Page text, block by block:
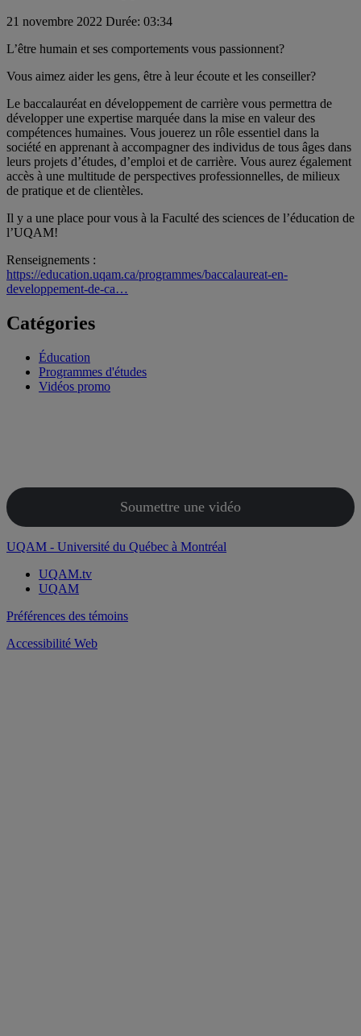
21 novembre 2022 Durée: 03:34
L’être humain et ses comportements vous passionnent?
Vous aimez aider les gens, être à leur écoute et les conseiller?
Le baccalauréat en développement de carrière vous permettra de
développer une expertise marquée dans la mise en valeur des
compétences humaines. Vous jouerez un rôle essentiel dans la
société en apprenant à accompagner des individus de tous âges dans
leurs projets d’études, d’emploi et de carrière. Vous aurez également
accès à une multitude de perspectives professionnelles, de milieux
de pratique et de clientèles.
Il y a une place pour vous à la Faculté des sciences de l’éducation de
l’UQAM!
Renseignements :
https://education.uqam.ca/programmes/baccalaureat-en-
developpement-de-ca…
Catégories
Éducation
Programmes d'études
Vidéos promo
Soumettre une vidéo
UQAM - Université du Québec à Montréal
UQAM.tv
UQAM
Préférences des témoins
Accessibilité Web